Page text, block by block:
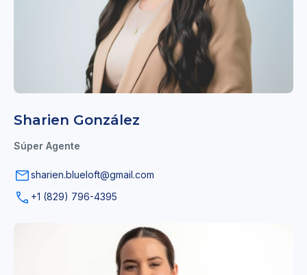
Sharien González
Súper Agente
sharien.blueloft@gmail.com
+1 (829) 796-4395